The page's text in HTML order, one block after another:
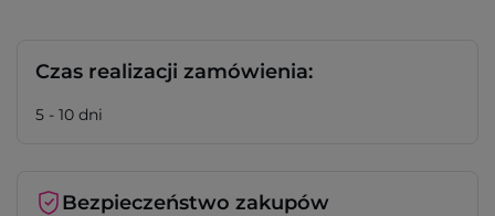
Czas realizacji zamówienia:
5 - 10 dni
Bezpieczeństwo zakupów